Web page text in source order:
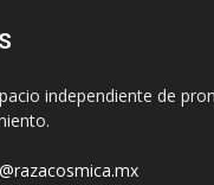
independiente de